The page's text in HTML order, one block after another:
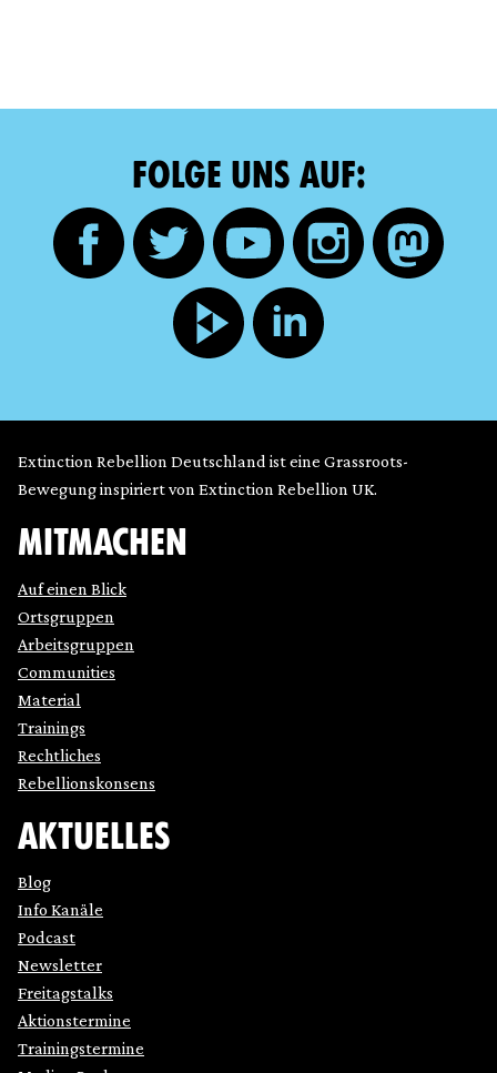
FOLGE UNS AUF:
Extinction Rebellion Deutschland ist eine Grassroots-
Bewegung inspiriert von Extinction Rebellion UK.
MITMACHEN
Auf einen Blick
Ortsgruppen
Arbeitsgruppen
Communities
Material
Trainings
Rechtliches
Rebellionskonsens
AKTUELLES
Blog
Info Kanäle
Podcast
Newsletter
Freitagstalks
Aktionstermine
Trainingstermine